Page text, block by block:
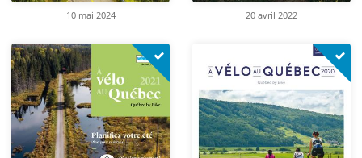
10 mai 2024 20 avril 2022